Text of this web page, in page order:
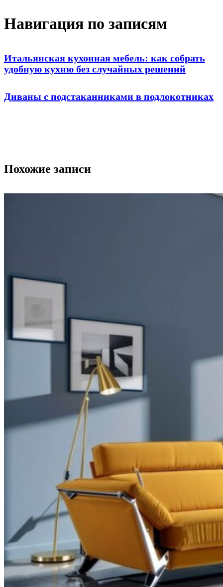
Навигация по записям
Итальянская кухонная мебель: как собрать
удобную кухню без случайных решений
Диваны с подстаканниками в подлокотниках
Похожие записи